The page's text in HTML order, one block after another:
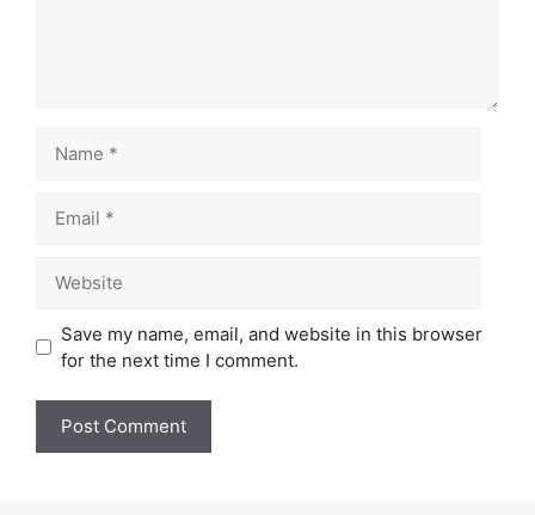
Save my name, email, and website in this browser
for the next time I comment.